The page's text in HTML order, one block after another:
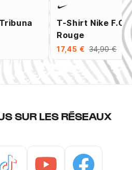
T-Shirt Nike F.C.
Rouge
17,45 € 34,90 €
SUR LES RÉSEAUX